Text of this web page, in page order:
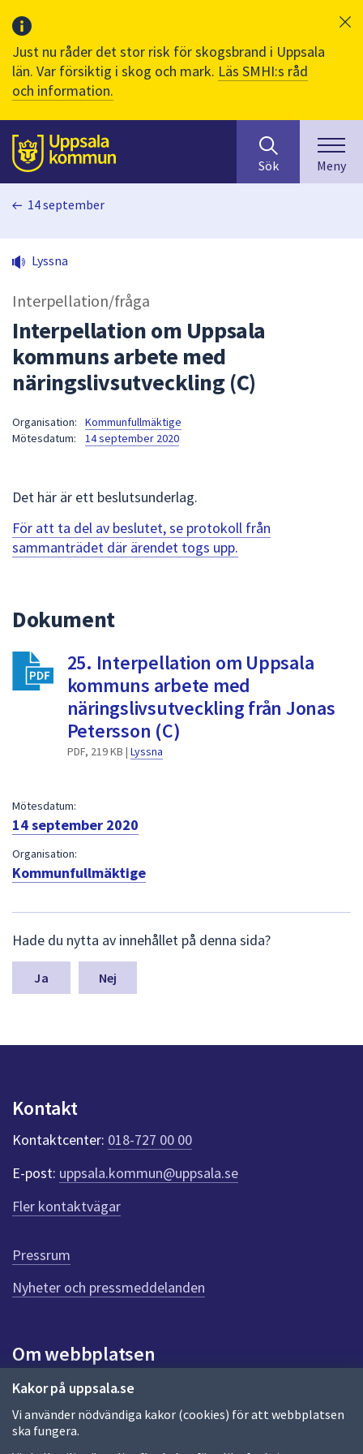
Just nu råder det stor risk för skogsbrand i Uppsala
län. Var försiktig i skog och mark. Läs SMHI:s råd
och information.
Till sidans
huvudinnehåll
efter
innehåll
på
sökfältet
kommer
att
att
navigera
mellan
att
välja
något
av
Sök Meny
Kakor på uppsala.se
Vi använder nödvändiga kakor (cookies) för att webbplatsen
ska fungera.
14 september
Lyssna
Interpellation/fråga
Interpellation om Uppsala
kommuns arbete med
näringslivsutveckling (C)
Organisation:
Kommunfullmäktige
Mötesdatum:
14 september 2020
Det här är ett beslutsunderlag.
För att ta del av beslutet, se protokoll från
sammanträdet där ärendet togs upp.
Dokument
25. Interpellation om Uppsala
kommuns arbete med
näringslivsutveckling från Jonas
Petersson (C)
PDF, 219 KB | Lyssna
Mötesdatum:
14 september 2020
Organisation:
Kommunfullmäktige
ä
m
a
n
k
t
e
r
f
ö
r
e
n
n
a
d
a
Hade du nytta av innehållet på denna sida?
Nej
Kontakt
Kontaktcenter: 018-727 00 00
E-post: uppsala.kommun@uppsala.se
Fler kontaktvägar
Pressrum
Nyheter och pressmeddelanden
Om webbplatsen
Om webbplatsen
Allmänna handlingar och diarium
Behandling av personuppgifter